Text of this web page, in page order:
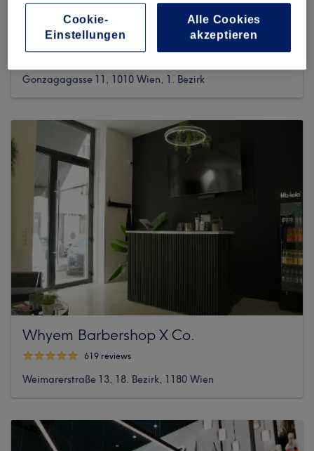
Cutaleya Barbershop Exclusive
Gonzagagasse 11, 1010 Wien, 1. Bezirk
Whyem Barbershop X Co.
619 reviews
Weimarerstraße 13, 18. Bezirk, 1180 Wien
Alle Cookies
akzeptieren
Cookie-
Einstellungen